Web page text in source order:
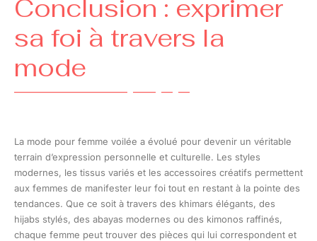
Conclusion : exprimer
sa foi à travers la
mode
La mode pour femme voilée a évolué pour devenir un véritable
terrain d’expression personnelle et culturelle. Les styles
modernes, les tissus variés et les accessoires créatifs permettent
aux femmes de manifester leur foi tout en restant à la pointe des
tendances. Que ce soit à travers des khimars élégants, des
hijabs stylés, des abayas modernes ou des kimonos raffinés,
chaque femme peut trouver des pièces qui lui correspondent et